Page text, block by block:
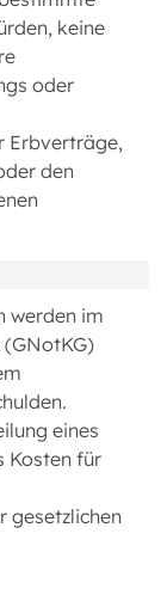
keine
oder
Erbverträge,
den
werden im
eines
Kosten für
gesetzlichen